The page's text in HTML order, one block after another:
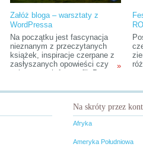
Załóż bloga – warsztaty z
WordPressa
Na początku jest fascynacja
nieznanym z przeczytanych
książek, inspiracje czerpane z
zasłyszanych opowieści czy
zobaczonych fotografii. Potem
przeżyć to osobiście? I tak
podróże, zarówno te bliskie, jak
i dalekie. Poznawanie nowych
ludzi, nowych miejsc, kultur.
otoczeniu i w niecodziennych,
»
Na skróty przez
Afryka
Ameryka Południowa